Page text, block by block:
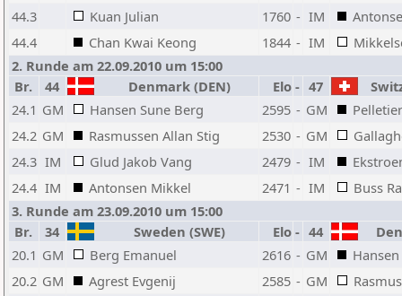
44.3
Kuan Julian 1760 - IM
44.4
Chan Kwai Keong 1844 - IM
2. Runde am 22.09.2010 um 15:00
Br.
44 Denmark (DEN) Elo - 47
24.1 GM Hansen Sune Berg 2595 - GM
24.2 GM Rasmussen Allan Stig 2530 - GM
24.3 IM Glud Jakob Vang 2479 - IM
24.4 IM Antonsen Mikkel 2471 - IM
Buss
3. Runde am 23.09.2010 um 15:00
Br.
34 Sweden (SWE) Elo - 44
20.1 GM Berg Emanuel 2616 - GM
20.2 GM Agrest Evgenij 2585 - GM